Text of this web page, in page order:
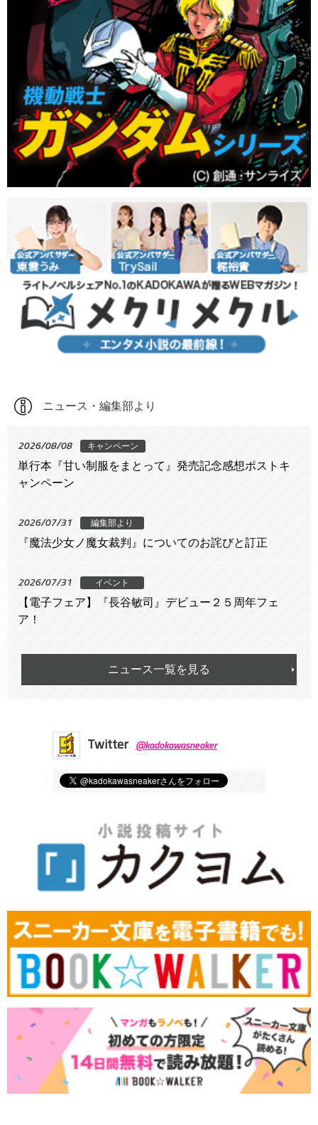
ニュース・編集部より
2026/08/08 キャンペーン
単行本『甘い制服をまとって』発売記念感想ポストキ
ャンペーン
2026/07/31 編集部より
『魔法少女ノ魔女裁判』についてのお詫びと訂正
2026/07/31 イベント
【電子フェア】『長谷敏司』デビュー２５周年フェ
ア！
ニュース一覧を見る
Twitter @kadokawasneaker